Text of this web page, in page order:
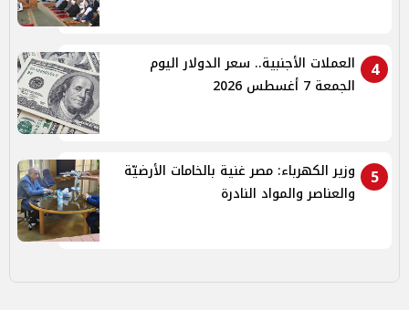
4
العملات الأجنبية.. سعر الدولار اليوم
الجمعة 7 أغسطس 2026
5
وزير الكهرباء: مصر غنية بالخامات الأرضيّة
والعناصر والمواد النادرة